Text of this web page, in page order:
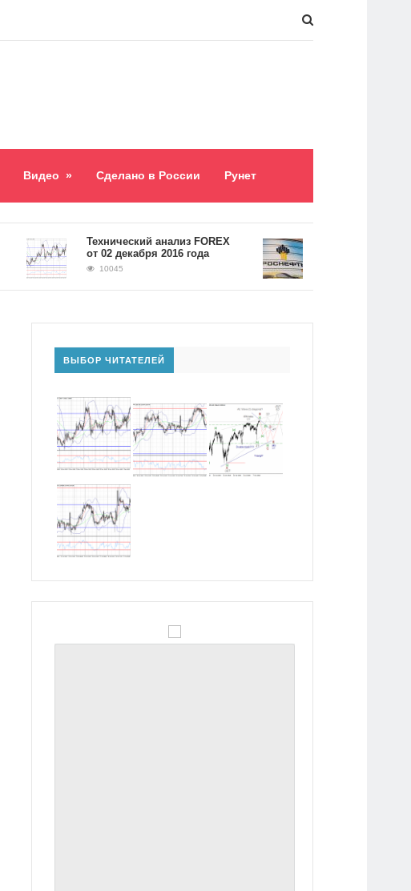
Видео » Сделано в России Рунет
​Технический анализ FOREX
от 02 декабря 2016 года
10045
Долг «Роснефти»
5,2 триллиона
ВЫБОР ЧИТАТЕЛЕЙ